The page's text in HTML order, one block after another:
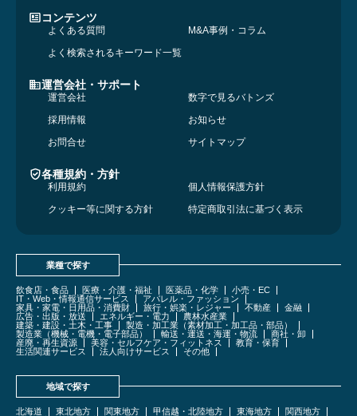
コンテンツ
よくある質問
M&A事例・コラム
よく検索されるキーワード一覧
運営会社・サポート
運営会社
数字で見るバトンズ
採用情報
お知らせ
お問合せ
サイトマップ
各種規約・方針
利用規約
個人情報保護方針
クッキー等に関する方針
特定商取引法に基づく表示
業種で探す
飲食店・食品 医療・介護・福祉 医薬品・化学
小売・EC
IT・Web・情報通信サービス
アパレル・ファッション
家具・家電・日用品・消費財
旅行・娯楽・レジャー 不動産
金融
広告・出版・放送
エネルギー・電力
農林水産業
建築・建設・土木・工事
製造・加工業（素材加工・加工品・部品）
製造業（機械・電機・電子部品）
輸送・運送・海運・物流
商社・卸
産廃・再生資源
美容・セルフケア・フィットネス
教育・保育
生活関連サービス
法人向けサービス その他
地域で探す
北海道 東北地方 関東地方 甲信越・北陸地方 東海地方
関西地方